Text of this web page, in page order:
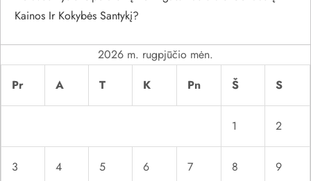
į
r
a
š
ų
Kainos Ir Kokybės Santykį?
2026 m. rugpjūčio mėn.
Pr
A T K Pn Š S
1 2
3 4 5 6 7 8 9